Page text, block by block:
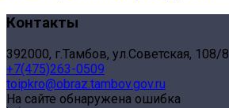
Контакты
392000, г.Тамбов, ул.Советская, 108/8
+7(475)263-0509
toipkro@obraz.tambov.gov.ru
На сайте обнаружена ошибка